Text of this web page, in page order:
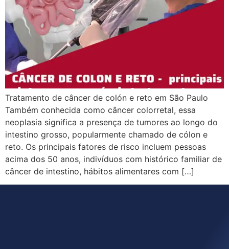
Tratamento de câncer de colón e reto em São Paulo
Também conhecida como câncer colorretal, essa
neoplasia significa a presença de tumores ao longo do
intestino grosso, popularmente chamado de cólon e
reto. Os principais fatores de risco incluem pessoas
acima dos 50 anos, indivíduos com histórico familiar de
câncer de intestino, hábitos alimentares com […]